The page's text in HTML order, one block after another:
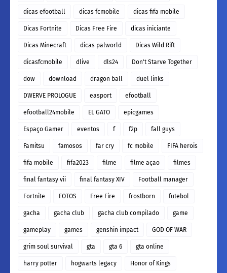
dicas efootball dicas fcmobile dicas fifa mobile
Dicas Fortnite Dicas Free Fire dicas iniciante
Dicas Minecraft dicas palworld Dicas Wild Rift
dicasfcmobile dlive dls24 Don't Starve Together
dow download dragon ball duel links
DWERVE PROLOGUE easport efootball
efootball24mobile EL GATO epicgames
Espaço Gamer eventos f f2p fall guys
Famitsu famosos far cry fc mobile FIFA herois
fifa mobile fifa2023 filme filme açao filmes
final fantasy vii final fantasy XIV Football manager
Fortnite FOTOS Free Fire frostborn futebol
gacha gacha club gacha club compilado game
gameplay games genshin impact GOD OF WAR
grim soul survival gta gta 6 gta online
harry potter hogwarts legacy Honor of Kings